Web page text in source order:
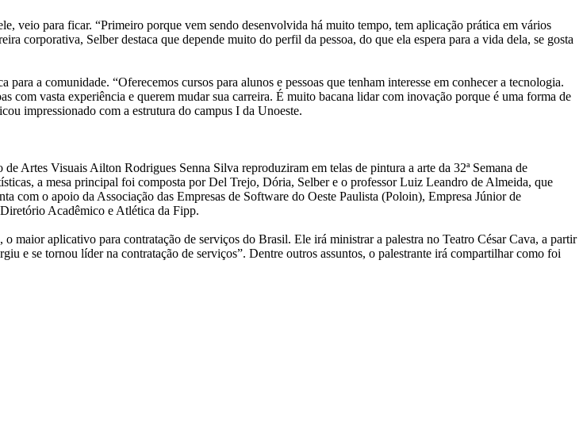
veio para ficar. “Primeiro porque vem sendo desenvolvida há muito tempo, tem aplicação prática em vários
corporativa, Selber destaca que depende muito do perfil da pessoa, do que ela espera para a vida dela, se gosta
a comunidade. “Oferecemos cursos para alunos e pessoas que tenham interesse em conhecer a tecnologia.
com vasta experiência e querem mudar sua carreira. É muito bacana lidar com inovação porque é uma forma de
impressionado com a estrutura do campus I da Unoeste.
Artes Visuais Ailton Rodrigues Senna Silva reproduziram em telas de pintura a arte da 32ª Semana de
a mesa principal foi composta por Del Trejo, Dória, Selber e o professor Luiz Leandro de Almeida, que
com o apoio da Associação das Empresas de Software do Oeste Paulista (Poloin), Empresa Júnior de
Acadêmico e Atlética da Fipp.
aplicativo para contratação de serviços do Brasil. Ele irá ministrar a palestra no Teatro César Cava, a partir
e se tornou líder na contratação de serviços”. Dentre outros assuntos, o palestrante irá compartilhar como foi